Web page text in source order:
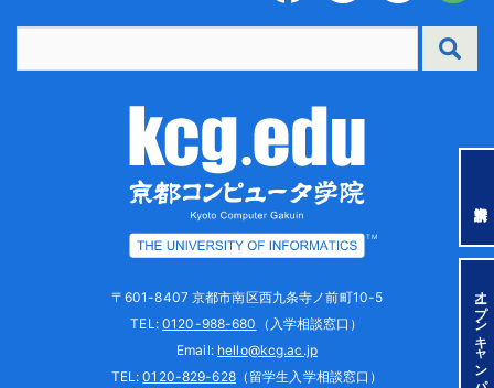
オープンキャンパス
TM
〒601-8407 京都市南区西九条寺ノ前町10-5
TEL:0120-988-680 （入学相談窓口）
Email: hello@kcg.ac.jp
TEL:0120-829-628（留学生入学相談窓口）